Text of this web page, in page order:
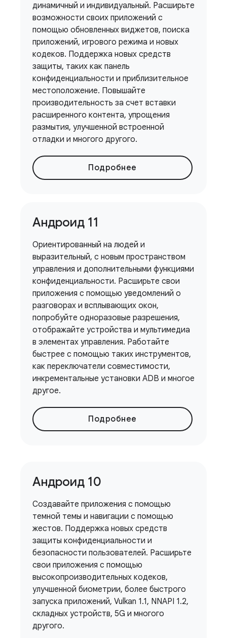
динамичный и индивидуальный. Расширьте
возможности своих приложений с
помощью обновленных виджетов, поиска
приложений, игрового режима и новых
кодеков. Поддержка новых средств
защиты, таких как панель
конфиденциальности и приблизительное
местоположение. Повышайте
производительность за счет вставки
расширенного контента, упрощения
размытия, улучшенной встроенной
отладки и многого другого.
Подробнее
Андроид 11
Ориентированный на людей и
выразительный, с новым пространством
управления и дополнительными функциями
конфиденциальности. Расширьте свои
приложения с помощью уведомлений о
разговорах и всплывающих окон,
попробуйте одноразовые разрешения,
отображайте устройства и мультимедиа
в элементах управления. Работайте
быстрее с помощью таких инструментов,
как переключатели совместимости,
инкрементальные установки ADB и многое
другое.
Подробнее
Андроид 10
Создавайте приложения с помощью
темной темы и навигации с помощью
жестов. Поддержка новых средств
защиты конфиденциальности и
безопасности пользователей. Расширьте
свои приложения с помощью
высокопроизводительных кодеков,
улучшенной биометрии, более быстрого
запуска приложений, Vulkan 1.1, NNAPI 1.2,
складных устройств, 5G и многого
другого.